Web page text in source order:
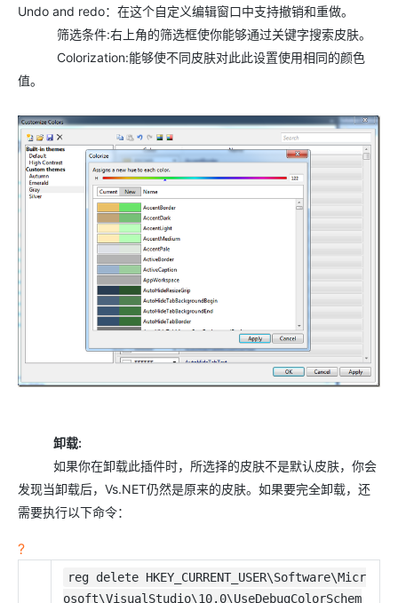
Undo and redo：在这个自定义编辑窗口中支持撤销和重做。
筛选条件:右上角的筛选框使你能够通过关键字搜索皮肤。
Colorization:能够使不同皮肤对此此设置使用相同的颜色
值。
卸载:
如果你在卸载此插件时，所选择的皮肤不是默认皮肤，你会
发现当卸载后，Vs.NET仍然是原来的皮肤。如果要完全卸载，还
需要执行以下命令：
?
reg delete HKEY_CURRENT_USER\Software\Micr
osoft\VisualStudio\10.0\UseDebugColorSchem